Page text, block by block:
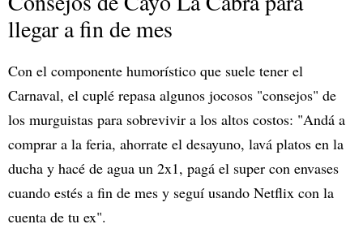
llegar a fin de mes
Con el componente humorístico que suele tener el
Carnaval, el cuplé repasa algunos jocosos "consejos" de
los murguistas para sobrevivir a los altos costos: "Andá a
comprar a la feria, ahorrate el desayuno, lavá platos en la
ducha y hacé de agua un 2x1, pagá el super con envases
cuando estés a fin de mes y seguí usando Netflix con la
cuenta de tu ex".